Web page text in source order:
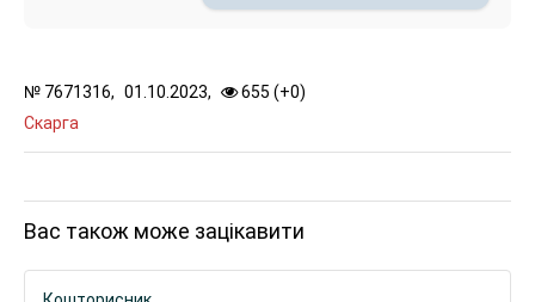
№ 7671316, 01.10.2023, 655 (+0)
Скарга
Вас також може зацікавити